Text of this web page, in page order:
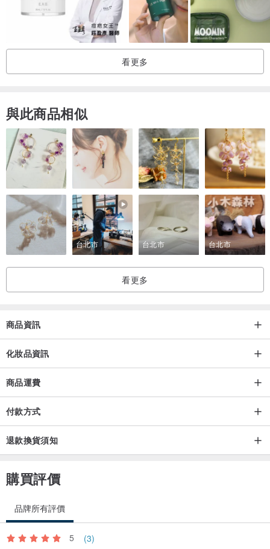
看更多
與此商品相似
台北市 台北市 台北市
看更多
商品資訊
化妝品資訊
商品運費
付款方式
退款換貨須知
購買評價
品牌所有評價
5 (3)